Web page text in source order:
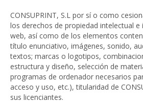
CONSUPRINT, S.L por sí o como
los derechos de propiedad intelectual e
web, así como de los elementos
título enunciativo, imágenes, sonido,
textos; marcas o logotipos,
estructura y diseño, selección de
programas de ordenador necesarios
acceso y uso, etc.), titularidad de
sus licenciantes.